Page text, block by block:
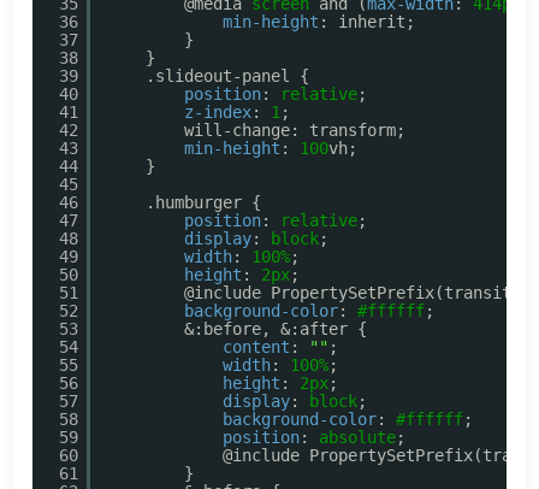
36
37
38
39
40
41
42
43
44
45
46
47
48
49
50
51
52
53
54
55
56
57
58
59
60
61
min-height : inherit;
}
}
.slideout-panel {
position: relative;
z-index: 1 ;
will-change: transform;
min-height : 100vh;
}
.humburger {
position: relative;
display: block;
width: 100%;
height : 2px;
@include
background-color: #ffffff;
&:before, &:after {
content : "" ;
width: 100%;
height : 2px;
display: block;
background-color: #ffffff;
position: absolute;
@include
}